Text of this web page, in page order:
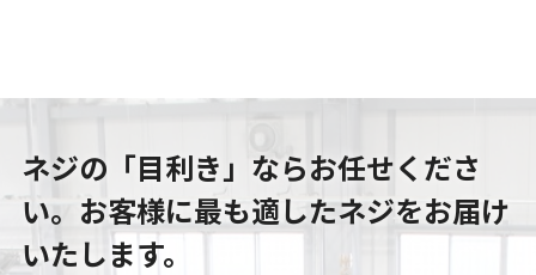
ネジの「目利き」ならお任せくださ
い。 お客様に最も適したネジをお届け
いたします。